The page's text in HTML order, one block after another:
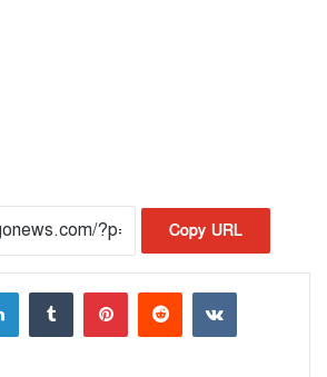
Copy URL
LinkedIn